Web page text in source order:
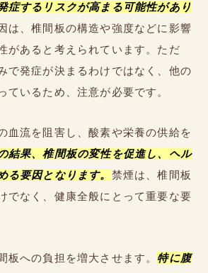
症するリスクが高まる可能性があり
は、椎間板の構造や強度などに影響
があると考えられています。ただ
で発症が決まるわけではなく、他の
ているため、注意が必要です。
血流を阻害し、酸素や栄養の供給を
結果、椎間板の変性を促進し、ヘル
る要因となります。 禁煙は、椎間板
でなく、健康全般にとって重要な要
板への負担を増大させます。特に腹